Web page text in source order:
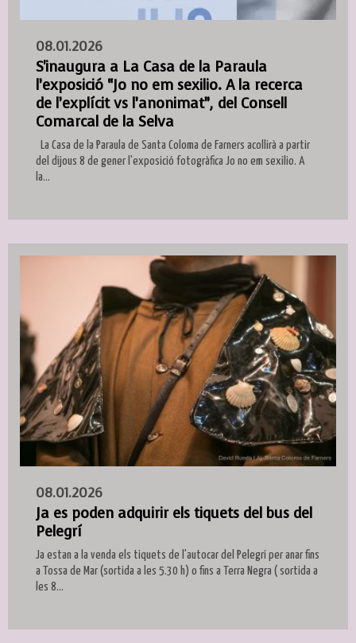
08.01.2026
S'inaugura a La Casa de la Paraula
l’exposició “Jo no em sexilio. A la recerca
de l’explícit vs l’anonimat”, del Consell
Comarcal de la Selva
La Casa de la Paraula de Santa Coloma de Farners acollirà a partir
del dijous 8 de gener l'exposició fotogràfica Jo no em sexilio. A
la...
08.01.2026
Ja es poden adquirir els tiquets del bus del
Pelegrí
Ja estan a la venda els tiquets de l'autocar del Pelegrí per anar fins
a Tossa de Mar (sortida a les 5.30 h) o fins a Terra Negra ( sortida a
les 8...